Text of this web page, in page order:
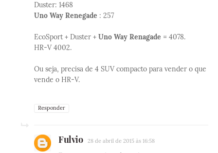
Duster: 1468
Uno Way Renegade : 257
EcoSport + Duster + Uno Way Renagade = 4078.
HR-V 4002.
Ou seja, precisa de 4 SUV compacto para vender o que
vende o HR-V.
Responder
Fulvio 28 de abril de 2015 às 16:58